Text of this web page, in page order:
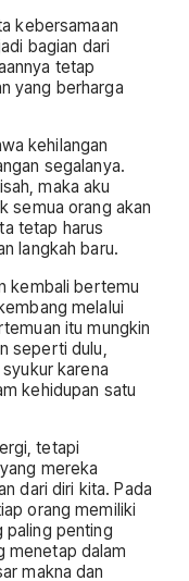
kebersamaan
bagian dari
tetap
yang berharga
kehilangan
segalanya.
maka aku
semua orang akan
tetap harus
langkah baru.
kembali bertemu
melalui
itu mungkin
seperti dulu,
karena
kehidupan satu
tetapi
mereka
dari diri kita. Pada
orang memiliki
paling penting
menetap dalam
makna dan